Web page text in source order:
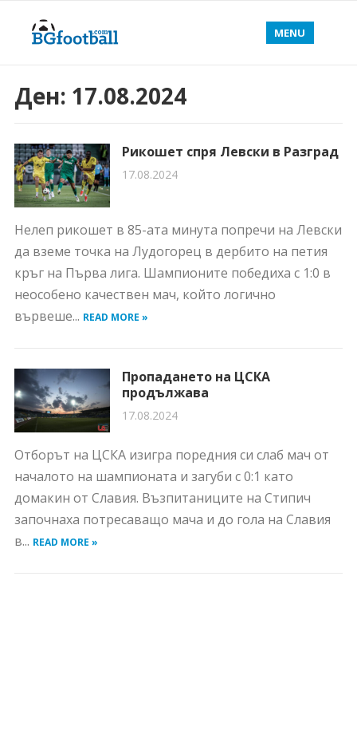
MENU
Ден: 17.08.2024
Рикошет спря Левски в Разград
17.08.2024
Нелеп рикошет в 85-ата минута попречи на Левски
да вземе точка на Лудогорец в дербито на петия
кръг на Първа лига. Шампионите победиха с 1:0 в
неособено качествен мач, който логично
вървеше... READ MORE »
Пропадането на ЦСКА
продължава
17.08.2024
Отборът на ЦСКА изигра поредния си слаб мач от
началото на шампионата и загуби с 0:1 като
домакин от Славия. Възпитаниците на Стипич
започнаха потресаващо мача и до гола на Славия
в... READ MORE »